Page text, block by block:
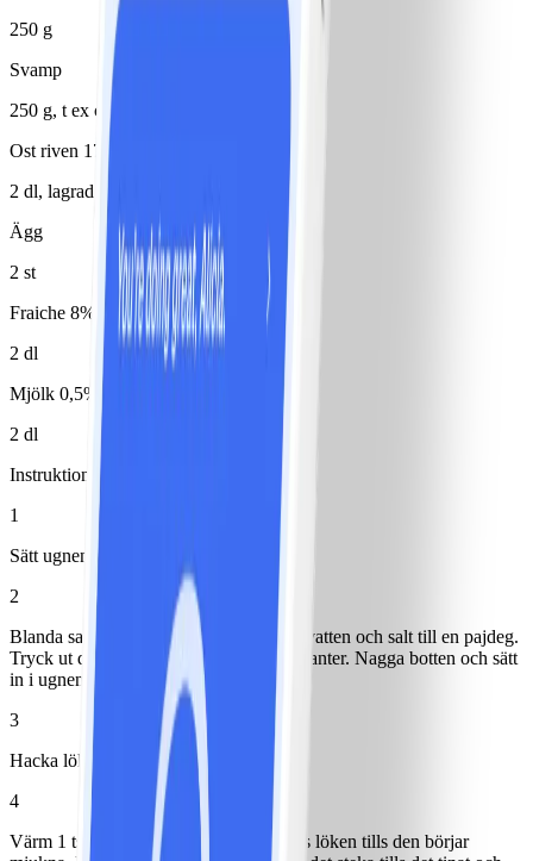
250 g
Svamp
250 g, t ex champinjon, kantarell
Ost riven 17%
2 dl, lagrad prästost
Ägg
2 st
Fraiche 8%
2 dl
Mjölk 0,5%
2 dl
Instruktioner
1
Sätt ugnen på 175°.
2
Blanda samman mjöl, kvarg, margarin, vatten och salt till en pajdeg.
Tryck ut den i en form med löstagbara kanter. Nagga botten och sätt
in i ugnen 15 minuter.
3
Hacka lök och skiva svamp.
4
Värm 1 tsk margarin i en panna och fräs löken tills den börjar